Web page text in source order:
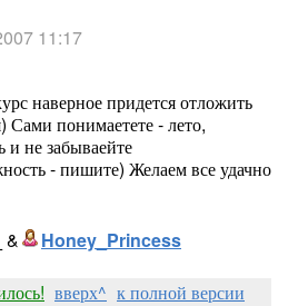
11:17
наверное придется отложить
Сами понимаетете - лето,
не забываейте
- пишите) Желаем все удачно
& Honey_Princess
вверх^ к полной версии